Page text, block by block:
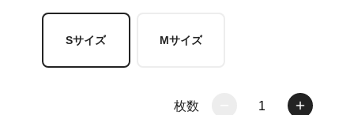
Sサイズ Mサイズ
枚数 1